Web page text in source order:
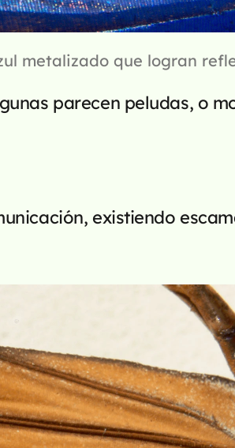
metalizado que logran
parecen peludas, o
existiendo